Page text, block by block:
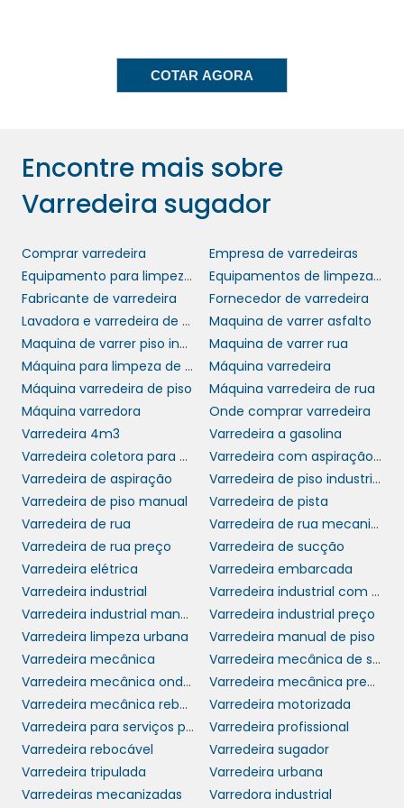
tecnologias de redução de ruído e emissões
de poluentes estão se tornando cada vez
produtos que minimizam impactos negativos
é uma tendência crescente entre as
empresas que desejam se destacar e assumir
um papel ativo na preservação do planeta.
COMPARATIVO DE
MODELOS
No mercado, existe uma ampla gama de
modelos devarredeira sugador, cada um
com características únicas que atendem a
diferentes necessidades. Ao escolher o
modelo ideal para sua empresa, é essencial
considerar fatores como tamanho,
capacidade de sucção e recursos extras.
Algumas varredeiras podem oferecer
sistemas automatizados, enquanto outras
são manuais, proporcionando uma variedade
de opções para todos os perfis de usuários.
Realizar um comparativo entre as opções
disponíveis ajudará a encontrar a melhor
relação custo-benefício e o equipamento
mais ajustado às expectativas da equipe de
limpeza. Analisar as especificações técnicas,
as reviews de outros usuários e fazer testes
práticos são passos fundamentais para
garantir uma aquisição segura e satisfatória.
ADQUIRINDO SUA
COTAR AGORA
Encontre mais sobre
Varredeira sugador
Comprar varredeira
Empresa de varredeiras
Equipamento para limpeza de rua
Equipamentos de limpeza urbana
Fabricante de varredeira
Fornecedor de varredeira
Lavadora e varredeira de piso
Maquina de varrer asfalto
Maquina de varrer piso industrial
Maquina de varrer rua
Máquina para limpeza de ruas
Máquina varredeira
Máquina varredeira de piso
Máquina varredeira de rua
Máquina varredora
Onde comprar varredeira
Varredeira 4m3
Varredeira a gasolina
Varredeira coletora para uso interno e externo
Varredeira com aspiração mc 700
Varredeira de aspiração
Varredeira de piso industrial
Varredeira de piso manual
Varredeira de pista
Varredeira de rua
Varredeira de rua mecanizada
Varredeira de rua preço
Varredeira de sucção
Varredeira elétrica
Varredeira embarcada
Varredeira industrial
Varredeira industrial com trator
Varredeira industrial manual
Varredeira industrial preço
Varredeira limpeza urbana
Varredeira manual de piso
Varredeira mecânica
Varredeira mecânica de sucção
Varredeira mecânica onde comprar
Varredeira mecânica preço
Varredeira mecânica rebocável
Varredeira motorizada
Varredeira para serviços pesados em grandes áreas
Varredeira profissional
Varredeira rebocável
Varredeira sugador
Varredeira tripulada
Varredeira urbana
Varredeiras mecanizadas
Varredora industrial